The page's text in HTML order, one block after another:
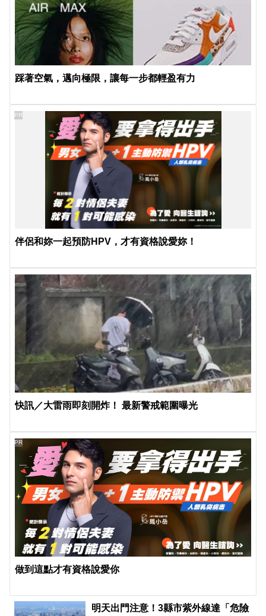
踩著空氣，邁向極限，讓每一步都輕盈有力
伴侶和妳一起預防HPV，才有資格說愛妳！
PR
快訊／大雷雨即刻開炸！ 最新警戒範圍曝光
做到這點才有資格說愛你
PR
明天出門注意！3縣市紫外線達「危險